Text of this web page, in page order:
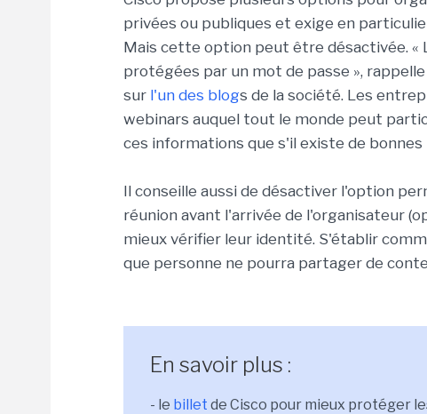
privées ou publiques et exige en
Mais cette option peut être désactivée. «
protégées par un mot de passe »,
sur l'un des blogs de la société. Les
webinars auquel tout le monde peut
ces informations que s'il existe de bonnes
Il conseille aussi de désactiver l'option
réunion avant l'arrivée de l'organisateur
mieux vérifier leur identité. S'établir
que personne ne pourra partager de
En savoir plus :
- le billet de Cisco pour mieux protéger